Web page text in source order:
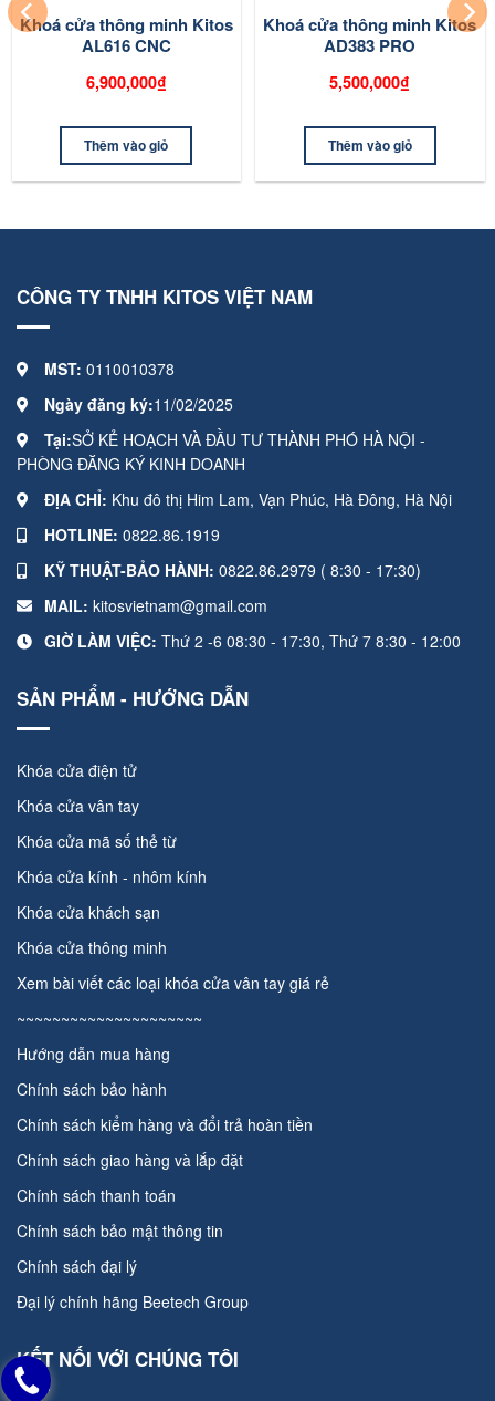
Khoá cửa thông minh Kitos
AL616 CNC
6,900,000₫
Thêm vào giỏ
Khoá cửa thông minh Kitos
AD383 PRO
5,500,000₫
Thêm vào giỏ
CÔNG TY TNHH KITOS VIỆT NAM
MST: 0110010378
Ngày đăng ký:11/02/2025
Tại:SỞ KẺ HOẠCH VÀ ĐẦU TƯ THÀNH PHÓ HÀ NỘI -
PHÒNG ĐĂNG KÝ KINH DOANH
ĐỊA CHỈ: Khu đô thị Him Lam, Vạn Phúc, Hà Đông, Hà Nội
HOTLINE: 0822.86.1919
KỸ THUẬT-BẢO HÀNH: 0822.86.2979 ( 8:30 - 17:30)
MAIL: kitosvietnam@gmail.com
GIỜ LÀM VIỆC: Thứ 2 -6 08:30 - 17:30, Thứ 7 8:30 - 12:00
SẢN PHẨM - HƯỚNG DẪN
Khóa cửa điện tử
Khóa cửa vân tay
Khóa cửa mã số thẻ từ
Khóa cửa kính - nhôm kính
Khóa cửa khách sạn
Khóa cửa thông minh
Xem bài viết các loại khóa cửa vân tay giá rẻ
~~~~~~~~~~~~~~~~~~~~~
Hướng dẫn mua hàng
Chính sách bảo hành
Chính sách kiểm hàng và đổi trả hoàn tiền
Chính sách giao hàng và lắp đặt
Chính sách thanh toán
Chính sách bảo mật thông tin
Chính sách đại lý
Đại lý chính hãng Beetech Group
KẾT NỐI VỚI CHÚNG TÔI